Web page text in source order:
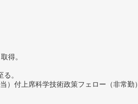
得。
。
付上席科学技術政策フェロー（非常勤）